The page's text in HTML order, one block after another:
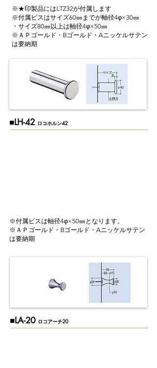
※★印製品にはLTZ32が付属します
※付属ビスはサイズ60㎜までが軸径4φ×30㎜
・サイズ80㎜以上は軸径4φ×50㎜
※ＡＰゴールド・Bゴールド・Aニッケルサテン
は要納期
​■LH-42 ロコホルン42
※付属ビスは軸径4φ×50㎜となります。
※ＡＰゴールド・Bゴールド・Aニッケルサテン
は要納期
​■LA-20 ロコアーチ20